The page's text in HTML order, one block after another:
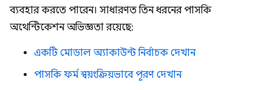
ব্যবহার করতে পারেন। সাধারণত তিন ধরনের পাসকি
অথেন্টিকেশন অভিজ্ঞতা রয়েছে:
একটি মোডাল অ্যাকাউন্ট নির্বাচক দেখান
পাসকি ফর্ম স্বয়ংক্রিয়ভাবে পূরণ দেখান